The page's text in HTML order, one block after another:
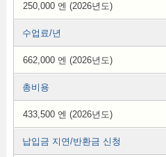
250,000 엔 (2026년도)
수업료/년
662,000 엔 (2026년도)
총비용
433,500 엔 (2026년도)
납입금 지연/반환금 신청